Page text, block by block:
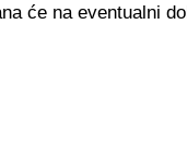
će na eventualni